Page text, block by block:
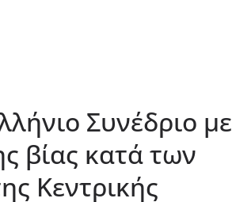
Συνέδριο με
βίας κατά των
Κεντρικής